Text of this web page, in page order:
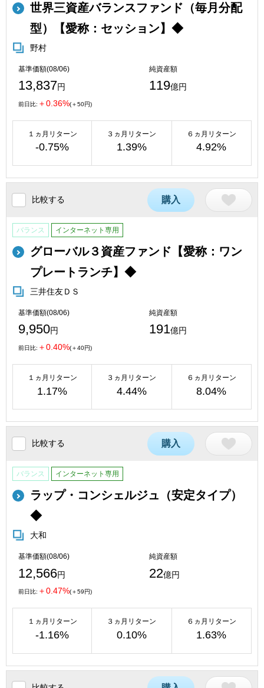
世界三資産バランスファンド（毎月分配
型）【愛称：セッション】◆
野村
基準価額(08/06)
13,837円
純資産額
119億円
前日比: ＋0.36%(＋50円)
１ヵ月リターン
-0.75%
３ヵ月リターン
1.39%
６ヵ月リターン
4.92%
比較する 購入
バランス インターネット専用
グローバル３資産ファンド【愛称：ワン
プレートランチ】◆
三井住友ＤＳ
基準価額(08/06)
9,950円
純資産額
191億円
前日比: ＋0.40%(＋40円)
１ヵ月リターン
1.17%
３ヵ月リターン
4.44%
６ヵ月リターン
8.04%
比較する 購入
バランス インターネット専用
ラップ・コンシェルジュ（安定タイプ）
◆
大和
基準価額(08/06)
12,566円
純資産額
22億円
前日比: ＋0.47%(＋59円)
１ヵ月リターン
-1.16%
３ヵ月リターン
0.10%
６ヵ月リターン
1.63%